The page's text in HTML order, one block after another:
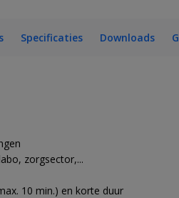
Specificaties Downloads
zorgsector,...
10 min.) en korte duur